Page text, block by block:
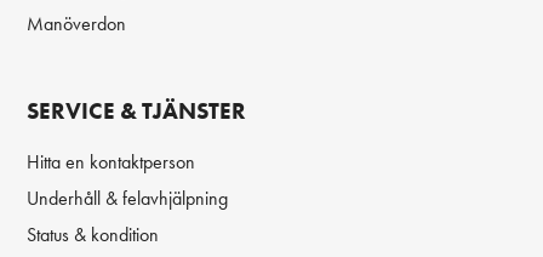
Manöverdon
SERVICE & TJÄNSTER
Hitta en kontaktperson
Underhåll & felavhjälpning
Status & kondition